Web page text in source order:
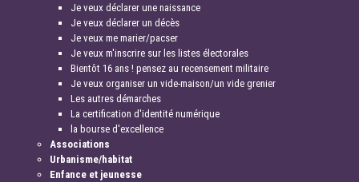
Je veux déclarer une naissance
Je veux déclarer un décès
Je veux me marier/pacser
Je veux m'inscrire sur les listes électorales
Bientôt 16 ans ! pensez au recensement militaire
Je veux organiser un vide-maison/un vide grenier
Les autres démarches
La certification d'identité numérique
la bourse d'excellence
Associations
Urbanisme/habitat
Enfance et jeunesse